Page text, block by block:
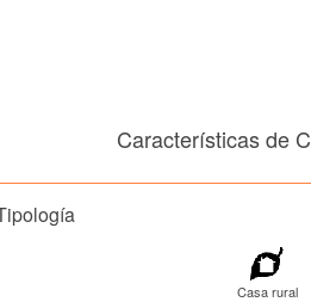
Características de
Casa rural